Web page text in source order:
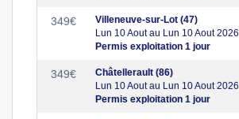
349€
Villeneuve-sur-Lot (47)
Lun 10 Aout au Lun 10 Aout 2026
Permis exploitation 1 jour
349€
Châtellerault (86)
Lun 10 Aout au Lun 10 Aout 2026
Permis exploitation 1 jour